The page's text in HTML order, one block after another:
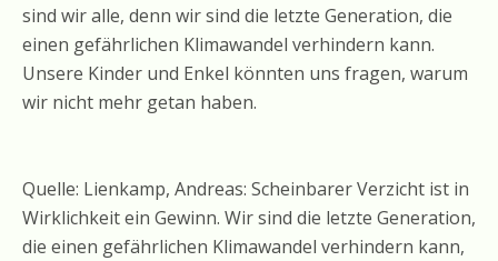
sind wir alle, denn wir sind die letzte Generation, die
einen gefährlichen Klimawandel verhindern kann.
Unsere Kinder und Enkel könnten uns fragen, warum
wir nicht mehr getan haben.
Quelle: Lienkamp, Andreas: Scheinbarer Verzicht ist in
Wirklichkeit ein Gewinn. Wir sind die letzte Generation,
die einen gefährlichen Klimawandel verhindern kann,